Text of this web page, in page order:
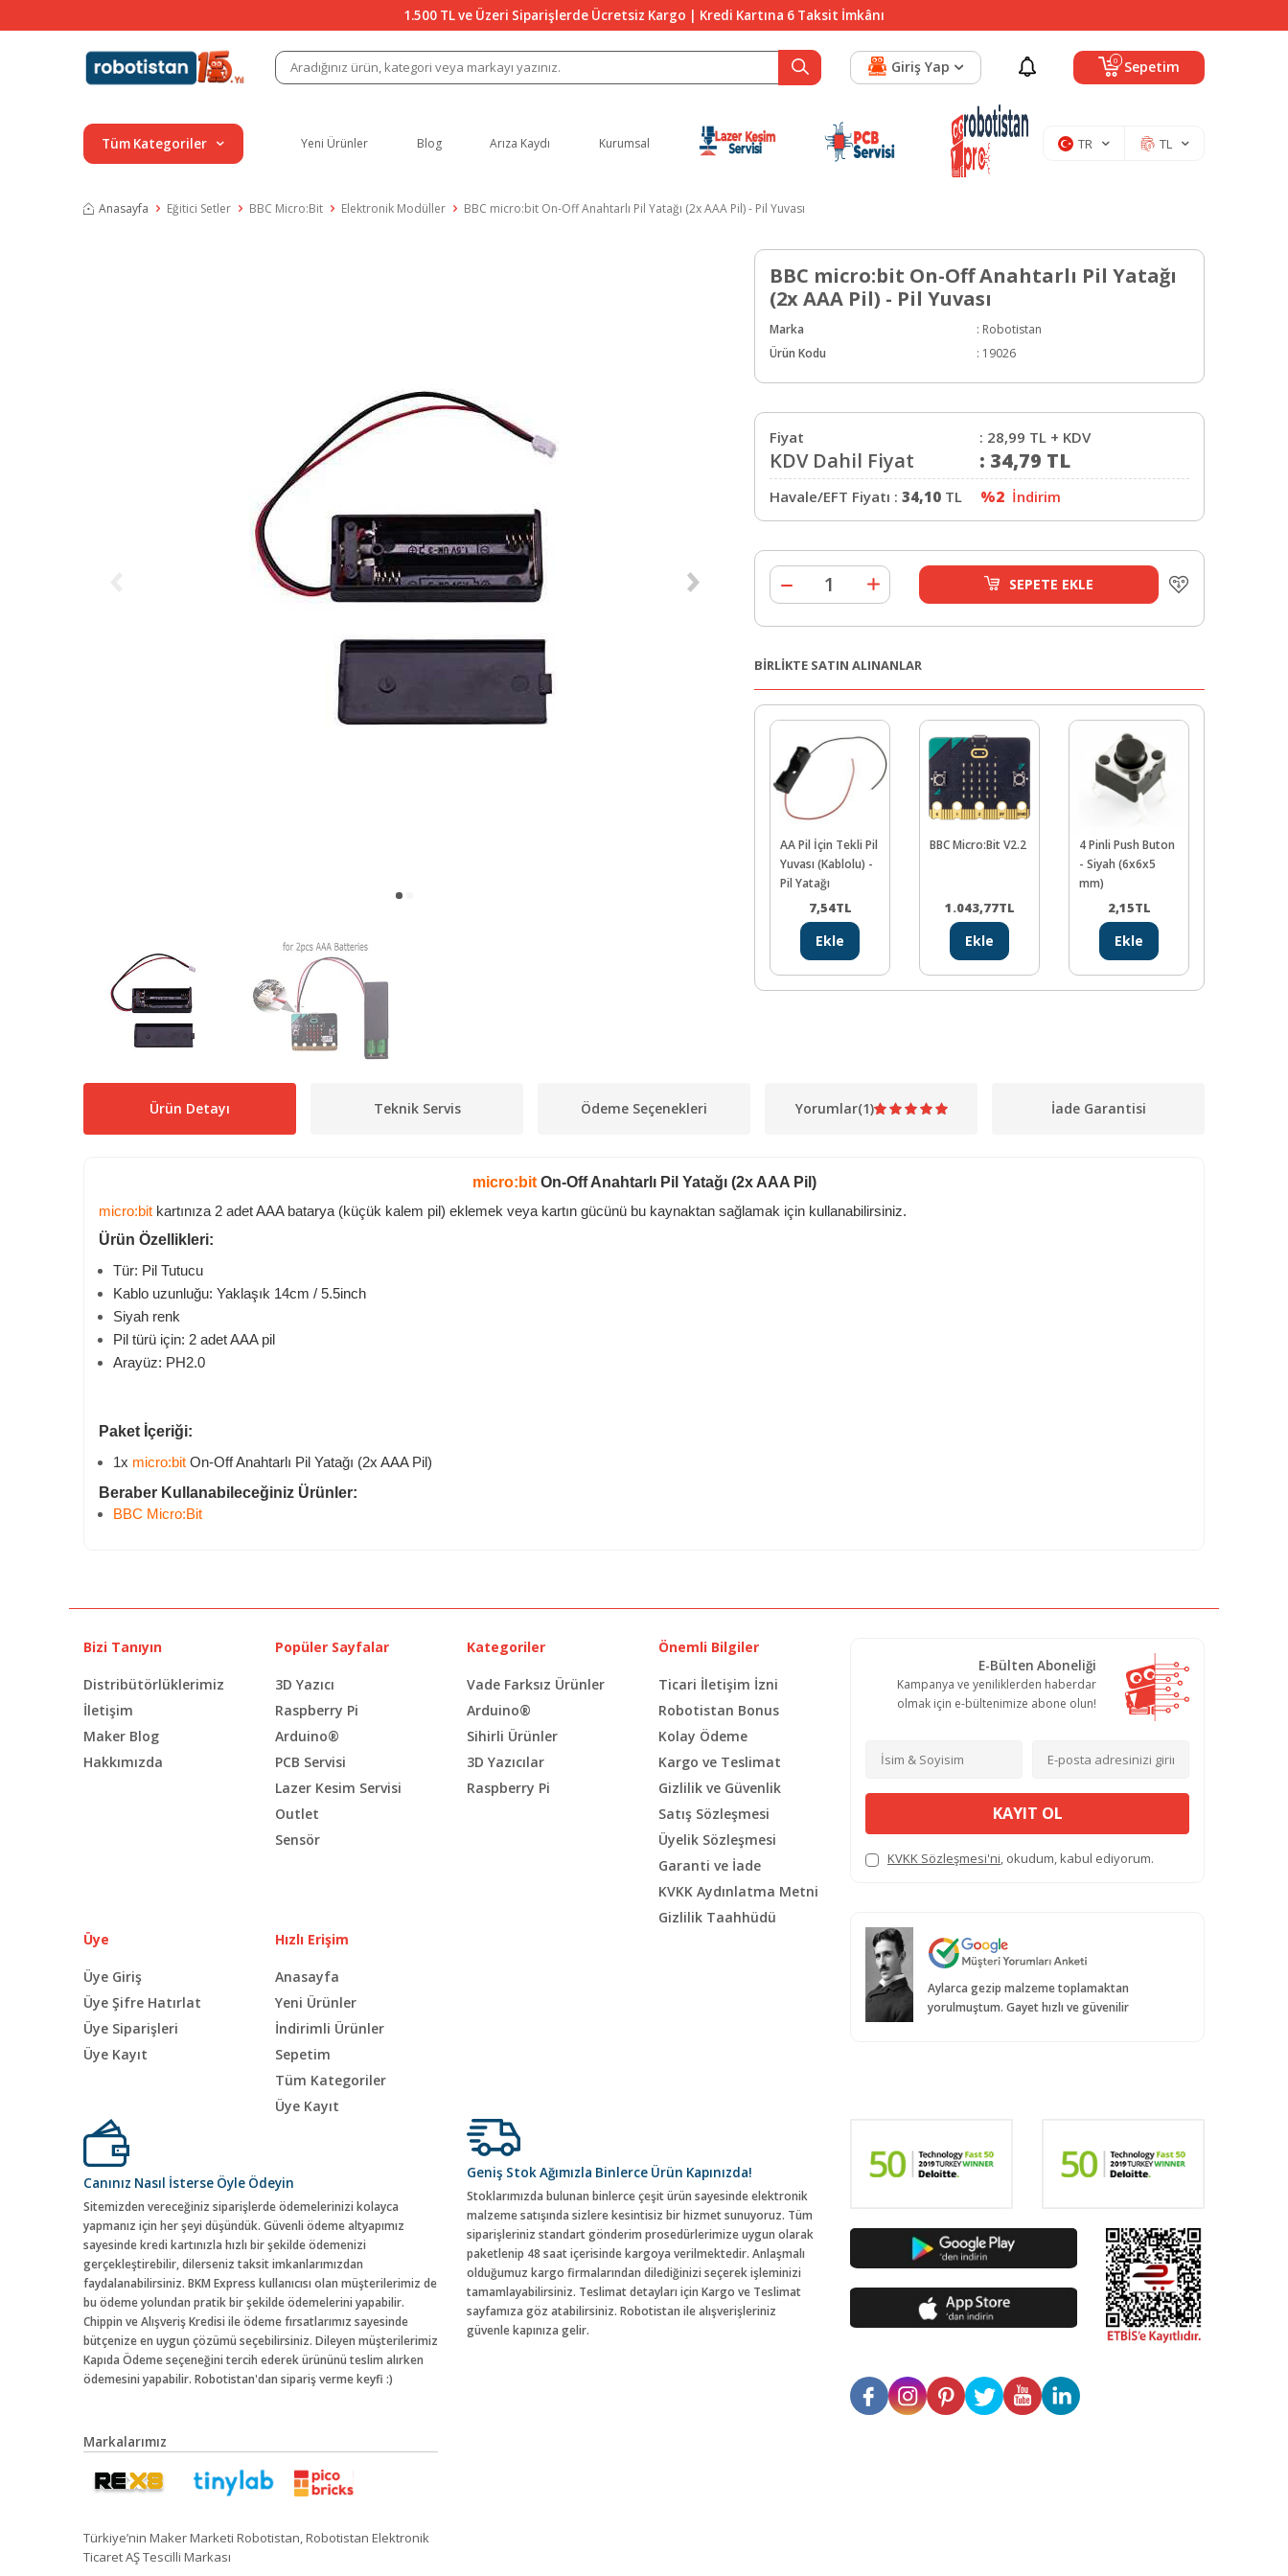
1.500 TL ve Üzeri Siparişlerde Ücretsiz Kargo | Kredi Kartına 6 Taksit İmkânı
0 Sepetim
Giriş Yap
Tüm Kategoriler Yeni Ürünler Blog Arıza Kaydı Kurumsal TR TL
Anasayfa Eğitici Setler BBC Micro:Bit Elektronik Modüller BBC micro:bit On-Off Anahtarlı Pil Yatağı (2x AAA Pil) - Pil Yuvası
BBC micro:bit On-Off Anahtarlı Pil Yatağı
(2x AAA Pil) - Pil Yuvası
Marka : Robotistan
Ürün Kodu
: 19026
Fiyat : 28,99 TL + KDV
KDV Dahil Fiyat : 34,79 TL
Havale/EFT Fiyatı : 34,10 TL %2 İndirim
SEPETE EKLE
BİRLİKTE SATIN ALINANLAR
AA Pil İçin Tekli Pil
Yuvası (Kablolu) -
Pil Yatağı
7,54TL
Ekle
BBC Micro:Bit V2.2
1.043,77TL
Ekle
4 Pinli Push Buton
- Siyah (6x6x5
mm)
2,15TL
Ekle
Ürün Detayı Teknik Servis Ödeme Seçenekleri Yorumlar(1) İade Garantisi
micro:bit On-Off Anahtarlı Pil Yatağı (2x AAA Pil)
micro:bit kartınıza 2 adet AAA batarya (küçük kalem pil) eklemek veya kartın gücünü bu kaynaktan sağlamak için kullanabilirsiniz.
Ürün Özellikleri:
Tür: Pil Tutucu
Kablo uzunluğu: Yaklaşık 14cm / 5.5inch
Siyah renk
Pil türü için: 2 adet AAA pil
Arayüz: PH2.0
Paket İçeriği:
1x micro:bit On-Off Anahtarlı Pil Yatağı (2x AAA Pil)
Beraber Kullanabileceğiniz Ürünler:
BBC Micro:Bit
Bizi Tanıyın
Distribütörlüklerimiz
İletişim
Maker Blog
Hakkımızda
Popüler Sayfalar
3D Yazıcı
Raspberry Pi
Arduino®
PCB Servisi
Lazer Kesim Servisi
Outlet
Sensör
Kategoriler
Vade Farksız Ürünler
Arduino®
Sihirli Ürünler
3D Yazıcılar
Raspberry Pi
Önemli Bilgiler
Ticari İletişim İzni
Robotistan Bonus
Kolay Ödeme
Kargo ve Teslimat
Gizlilik ve Güvenlik
Satış Sözleşmesi
Üyelik Sözleşmesi
Garanti ve İade
KVKK Aydınlatma Metni
Gizlilik Taahhüdü
Üye
Üye Giriş
Üye Şifre Hatırlat
Üye Siparişleri
Üye Kayıt
Hızlı Erişim
Anasayfa
Yeni Ürünler
İndirimli Ürünler
Sepetim
Tüm Kategoriler
Üye Kayıt
E-Bülten Aboneliği
Kampanya ve yeniliklerden haberdar
olmak için e-bültenimize abone olun!
KAYIT OL
KVKK Sözleşmesi'ni, okudum, kabul ediyorum.
Aylarca gezip malzeme toplamaktan
yorulmuştum. Gayet hızlı ve güvenilir
Canınız Nasıl İsterse Öyle Ödeyin
Sitemizden vereceğiniz siparişlerde ödemelerinizi kolayca
yapmanız için her şeyi düşündük. Güvenli ödeme altyapımız
sayesinde kredi kartınızla hızlı bir şekilde ödemenizi
gerçekleştirebilir, dilerseniz taksit imkanlarımızdan
faydalanabilirsiniz. BKM Express kullanıcısı olan müşterilerimiz de
bu ödeme yolundan pratik bir şekilde ödemelerini yapabilir.
Chippin ve Alışveriş Kredisi ile ödeme fırsatlarımız sayesinde
bütçenize en uygun çözümü seçebilirsiniz. Dileyen müşterilerimiz
Kapıda Ödeme seçeneğini tercih ederek ürününü teslim alırken
ödemesini yapabilir. Robotistan'dan sipariş verme keyfi :)
Geniş Stok Ağımızla Binlerce Ürün Kapınızda!
Stoklarımızda bulunan binlerce çeşit ürün sayesinde elektronik
malzeme satışında sizlere kesintisiz bir hizmet sunuyoruz. Tüm
siparişleriniz standart gönderim prosedürlerimize uygun olarak
paketlenip 48 saat içerisinde kargoya verilmektedir. Anlaşmalı
olduğumuz kargo firmalarından dilediğinizi seçerek işleminizi
tamamlayabilirsiniz. Teslimat detayları için Kargo ve Teslimat
sayfamıza göz atabilirsiniz. Robotistan ile alışverişleriniz
güvenle kapınıza gelir.
Markalarımız
Türkiye’nin Maker Marketi Robotistan, Robotistan Elektronik
Ticaret AŞ Tescilli Markası